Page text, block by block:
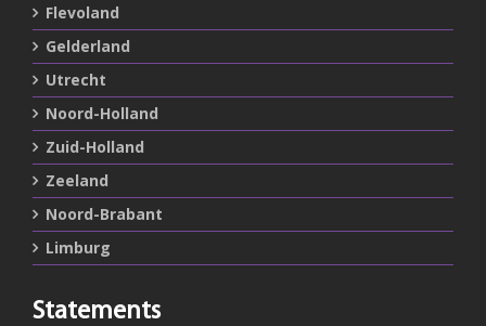
Flevoland
Gelderland
Utrecht
Noord-Holland
Zuid-Holland
Zeeland
Noord-Brabant
Limburg
Statements